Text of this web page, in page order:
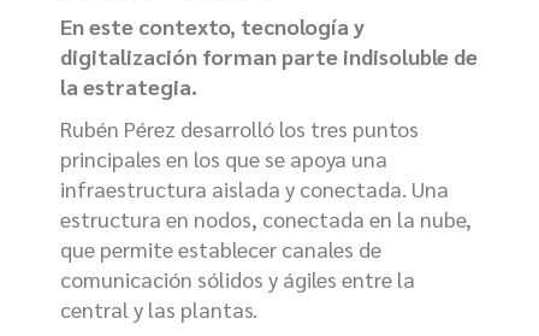
En este contexto, tecnología y
digitalización forman parte indisoluble de
la estrategia.
Rubén Pérez desarrolló los tres puntos
principales en los que se apoya una
infraestructura aislada y conectada. Una
estructura en nodos, conectada en la nube,
que permite establecer canales de
comunicación sólidos y ágiles entre la
central y las plantas.